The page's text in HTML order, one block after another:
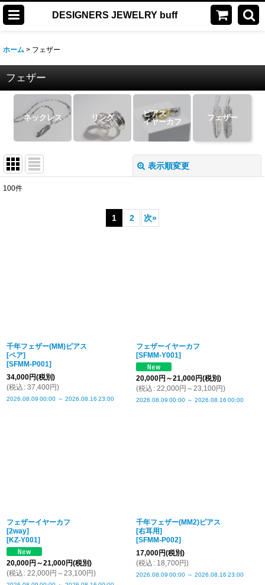
DESIGNERS JEWELRY buff
ホーム > フェザー
フェザー
ネックレス リング
ピアス
イヤーカフ
フェザー
表示順変更
100件
1 2 次»
千年フェザー(MM)ピアス
[ペア]
[SFMM-P001]
34,000円(税別)
(税込 : 37,400円)
2026.08.09 00:00 ～ 2026.08.16 23:00
フェザーイヤーカフ
[SFMM-Y001]
20,000円 ～21,000円(税別)
(税込 : 22,000円 ～23,100円)
2026.08.09 00:00 ～ 2026.08.16 00:00
フェザーイヤーカフ
[2way]
[KZ-Y001]
20,000円 ～21,000円(税別)
(税込 : 22,000円 ～23,100円)
千年フェザー(MM2)ピアス
[右耳用]
[SFMM-P002]
17,000円(税別)
(税込 : 18,700円)
2026.08.09 00:00 ～ 2026.08.16 23:00